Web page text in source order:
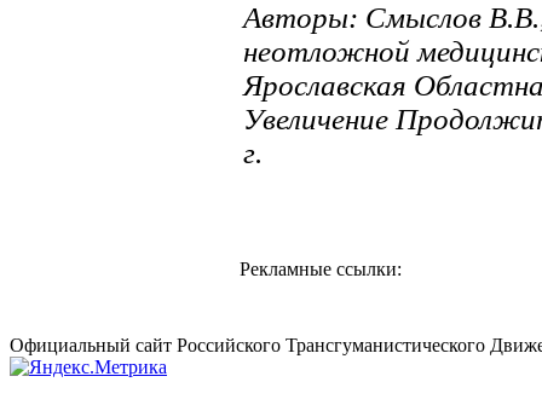
Авторы: Смыслов В.В.,
неотложной
Ярославская
Увеличение
г.
Рекламные ссылки:
Официальный сайт Российского Трансгуманистического